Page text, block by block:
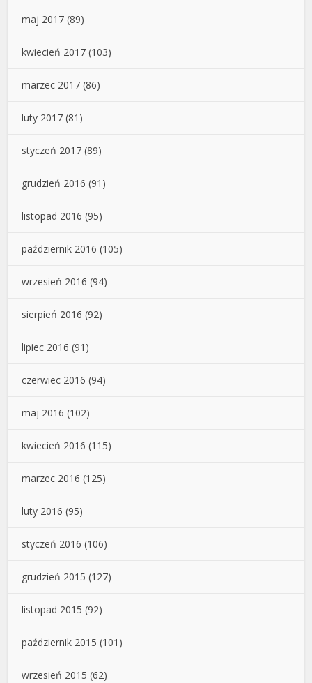
maj 2017 (89)
kwiecień 2017 (103)
marzec 2017 (86)
luty 2017 (81)
styczeń 2017 (89)
grudzień 2016 (91)
listopad 2016 (95)
październik 2016 (105)
wrzesień 2016 (94)
sierpień 2016 (92)
lipiec 2016 (91)
czerwiec 2016 (94)
maj 2016 (102)
kwiecień 2016 (115)
marzec 2016 (125)
luty 2016 (95)
styczeń 2016 (106)
grudzień 2015 (127)
listopad 2015 (92)
październik 2015 (101)
wrzesień 2015 (62)